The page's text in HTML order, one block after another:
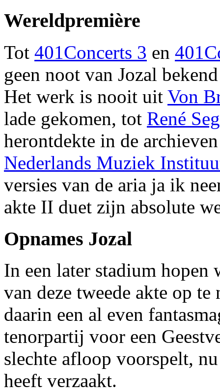
Wereldpremière
Tot 401Concerts 3 en
geen noot van Jozal
Het werk is nooit uit Von
lade gekomen, tot René
herontdekte in de
Nederlands Muziek
versies van de aria ja ik
akte II duet zijn absolute
Opnames Jozal
In een later stadium hopen
van deze tweede akte op te
daarin een al even
tenorpartij voor een
slechte afloop voorspelt,
heeft verzaakt.